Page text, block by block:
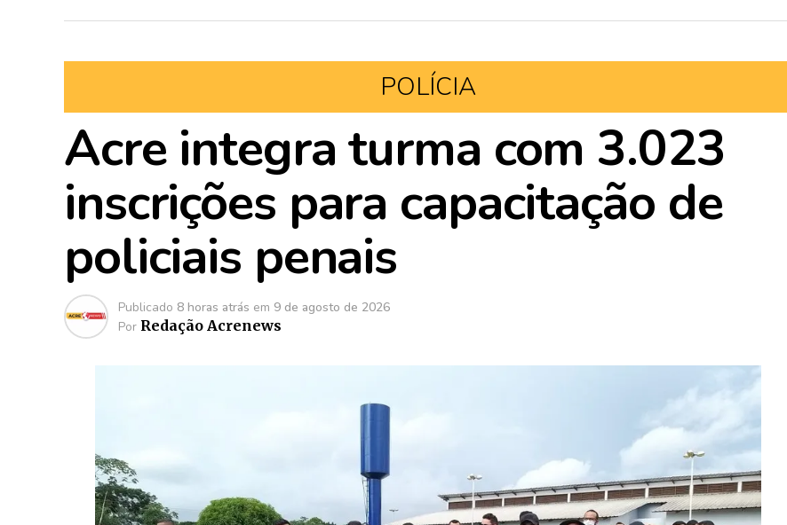
POLÍCIA
Acre integra turma com 3.023
inscrições para capacitação de
policiais penais
Publicado 8 horas atrás em 9 de agosto de 2026
Por Redação Acrenews